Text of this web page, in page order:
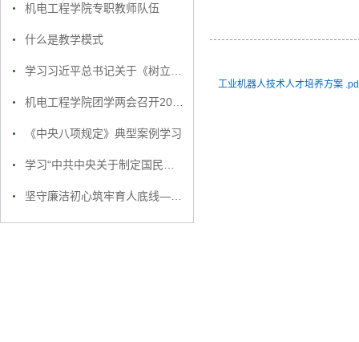
机电工程学院专职教师队伍
什么是教学模式
《中央八项规定》典型案例学习
工业机器人技术人才培养方案